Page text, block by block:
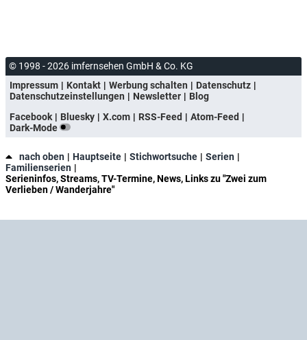
© 1998 - 2026 imfernsehen GmbH & Co. KG
Impressum
Kontakt Werbung schalten
Datenschutz
Datenschutzeinstellungen
Newsletter
Blog
Facebook
Bluesky X.com RSS-Feed
Atom-Feed
Dark-Mode
nach oben Hauptseite Stichwortsuche
Serien
Familienserien
Serieninfos, Streams, TV-Termine, News, Links zu "Zwei zum
Verlieben / Wanderjahre"